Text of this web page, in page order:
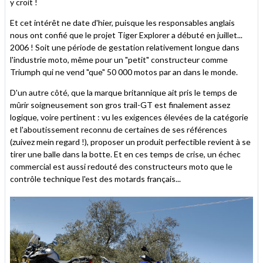
Et cet intérêt ne date d'hier, puisque les responsables anglais
nous ont confié que le projet Tiger Explorer a débuté en juillet...
2006 ! Soit une période de gestation relativement longue dans
l'industrie moto, même pour un "petit" constructeur comme
Triumph qui ne vend "que" 50 000 motos par an dans le monde.
D'un autre côté, que la marque britannique ait pris le temps de
mûrir soigneusement son gros trail-GT est finalement assez
logique, voire pertinent : vu les exigences élevées de la catégorie
et l'aboutissement reconnu de certaines de ses références
(zuivez mein regard !), proposer un produit perfectible revient à se
tirer une balle dans la botte. Et en ces temps de crise, un échec
commercial est aussi redouté des constructeurs moto que le
contrôle technique l'est des motards français...